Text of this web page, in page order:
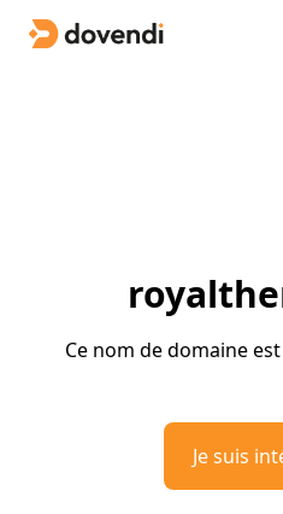
Ce nom de domaine
Je suis